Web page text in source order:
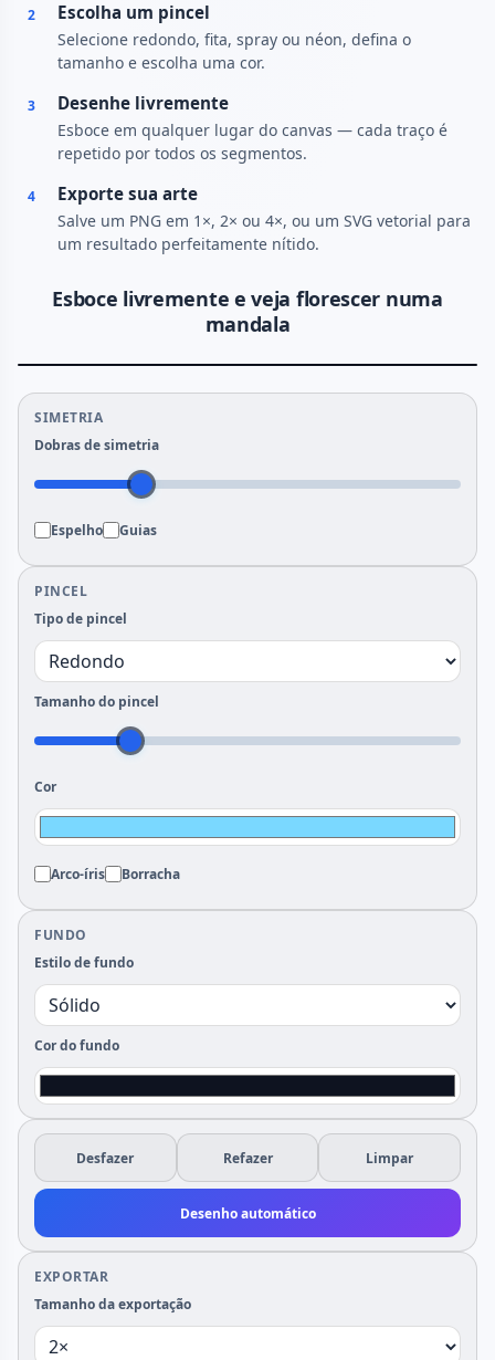
2 Escolha um pincel
Selecione redondo, fita, spray ou néon, defina o
tamanho e escolha uma cor.
3 Desenhe livremente
Esboce em qualquer lugar do canvas — cada traço é
repetido por todos os segmentos.
4 Exporte sua arte
Salve um PNG em 1×, 2× ou 4×, ou um SVG vetorial para
um resultado perfeitamente nítido.
Esboce livremente e veja florescer numa
mandala
SIMETRIA
Dobras de simetria
Espelho Guias
PINCEL
Tipo de pincel
Tamanho do pincel
Cor
Arco-íris Borracha
FUNDO
Estilo de fundo
Cor do fundo
Desfazer Refazer Limpar
Desenho automático
EXPORTAR
Tamanho da exportação